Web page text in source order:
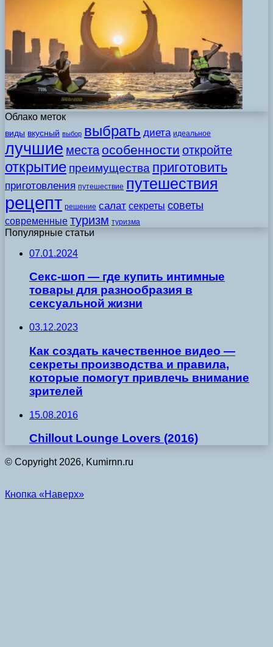
Облако меток
виды вкусный выбор выбрать диета идеальное
лучшие места особенности откройте
открытие преимущества приготовить
приготовления путешествие путешествия
рецепт решение салат секреты советы
современные туризм туризма
Популярные статьи
07.01.2024
Секс-шоп — где купить интимные
товары для разнообразия в
сексуальной жизни
03.12.2023
Как создать качественное видео —
секреты производства и правила,
которые помогут привлечь внимание
зрителей
15.08.2016
Chillout Lounge Lovers (2016)
© Copyright 2026, Kumirnn.ru
Кнопка «Наверх»